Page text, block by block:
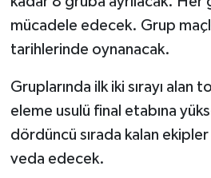
mücadele edecek. Grup
tarihlerinde oynanacak.
Gruplarında ilk iki sırayı alan
eleme usulü final etabına
dördüncü sırada kalan
veda edecek.